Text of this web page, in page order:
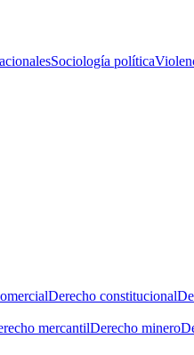
Sociología política
Derecho constitucional
mercantilDerecho minero